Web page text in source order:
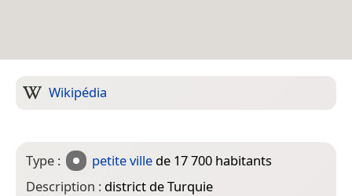
Wikipédia
Type : petite ville de 17 700 habitants
Description : district de Turquie